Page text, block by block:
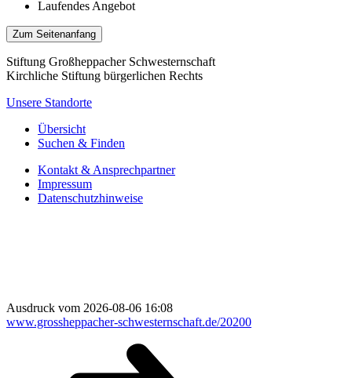
Laufendes Angebot
Zum Seitenanfang
Stiftung Großheppacher Schwesternschaft
Kirchliche Stiftung bürgerlichen Rechts
Unsere Standorte
Übersicht
Suchen & Finden
Kontakt & Ansprechpartner
Impressum
Datenschutzhinweise
Ausdruck vom 2026-08-06 16:08
www.grossheppacher-schwesternschaft.de/20200